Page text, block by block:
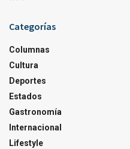
Categorías
Columnas
Cultura
Deportes
Estados
Gastronomía
Internacional
Lifestyle